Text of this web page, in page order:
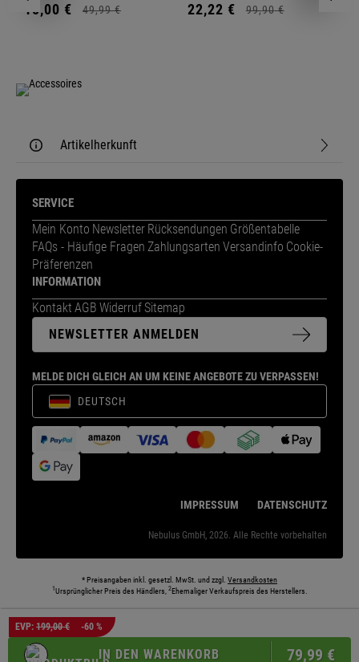
EVP: 199,00 € -60 %
IN DEN WARENKORB 79,99 €
15,00 € 49,99 € 22,22 € 99,90 €
Artikelherkunft
SERVICE
Mein Konto Newsletter Rücksendungen Größentabelle
FAQs - Häufige Fragen Zahlungsarten Versandinfo Cookie-
Präferenzen
INFORMATION
Kontakt AGB Widerruf Sitemap
NEWSLETTER ANMELDEN
MELDE DICH GLEICH AN UM KEINE ANGEBOTE ZU VERPASSEN!
DEUTSCH
IMPRESSUM DATENSCHUTZ
Nebulus GmbH, 2026. Alle Rechte vorbehalten
* Preisangaben inkl. gesetzl. MwSt. und zzgl. Versandkosten
1Ursprünglicher Preis des Händlers, 2Ehemaliger Verkaufspreis des Herstellers.
Die abgebildeten Models und Umgebungen können teilweise KI-generiert sein. Die
dargestellten Produkte entsprechen den angebotenen Artikeln.